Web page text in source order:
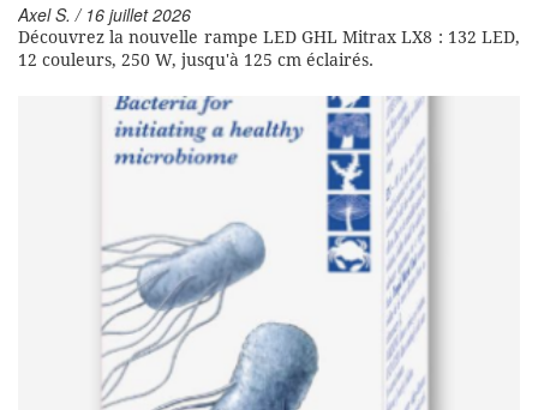
Axel S. / 16 juillet 2026
Découvrez la nouvelle rampe LED GHL Mitrax LX8 : 132 LED,
12 couleurs, 250 W, jusqu'à 125 cm éclairés.